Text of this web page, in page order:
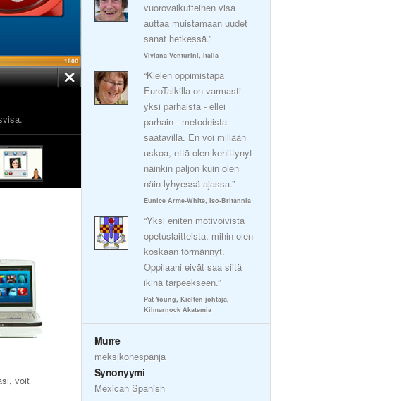
voit
vuorovaikutteinen visa
auttaa muistamaan uudet
sanat hetkessä.”
Viviana Venturini, Italia
“Kielen oppimistapa
EuroTalkilla on varmasti
yksi parhaista - ellei
parhain - metodeista
saatavilla. En voi millään
uskoa, että olen kehittynyt
näinkin paljon kuin olen
näin lyhyessä ajassa.”
Eunice Arme-White, Iso-Britannia
“Yksi eniten motivoivista
opetuslaitteista, mihin olen
koskaan törmännyt.
Oppilaani eivät saa siitä
ikinä tarpeekseen.”
Pat Young, Kielten johtaja,
Kilmarnock Akatemia
Murre
meksikonespanja
Synonyymi
Mexican Spanish